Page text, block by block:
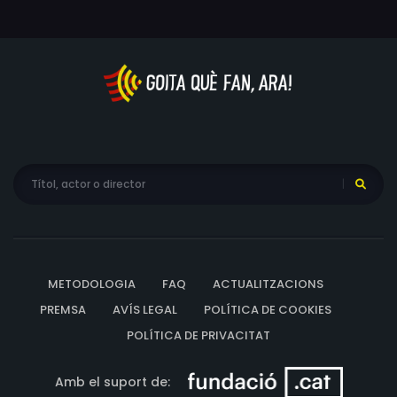
Gabriele, Dario Gambarin, Maurizio Gaudio, Stefano
Guadagnoli, Massimiliano La Spina, Luca Labarile, Mario
Pamela Muscia, Giuliana Nanni, Patrizio Pelizzi, Giuseppe
Sgobba, Sergio Tardioli, Nicola Valenzano, Danilo Maria
METODOLOGIA FAQ
ACTUALITZACIONS
PREMSA
AVÍS LEGAL
POLÍTICA DE COOKIES
POLÍTICA DE PRIVACITAT
Amb el suport de: